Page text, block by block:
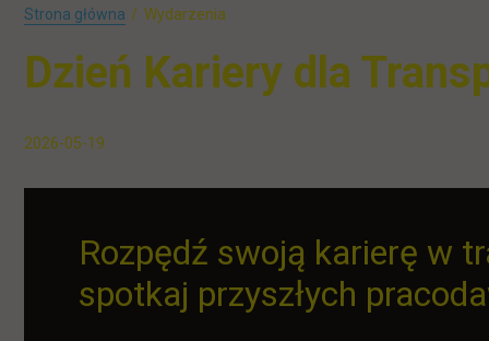
Strona główna Wydarzenia
Dzień Kariery dla
2026-05-19
Rozpędź swoją karierę w
spotkaj przyszłych